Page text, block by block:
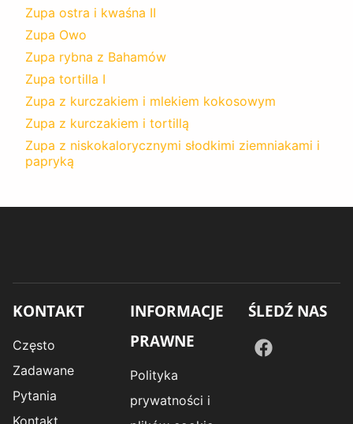
Zupa ostra i kwaśna II
Zupa Owo
Zupa rybna z Bahamów
Zupa tortilla I
Zupa z kurczakiem i mlekiem kokosowym
Zupa z kurczakiem i tortillą
Zupa z niskokalorycznymi słodkimi ziemniakami i
papryką
KONTAKT
Często
Zadawane
Pytania
Kontakt
INFORMACJE
PRAWNE
Polityka
prywatności i
ŚLEDŹ NAS